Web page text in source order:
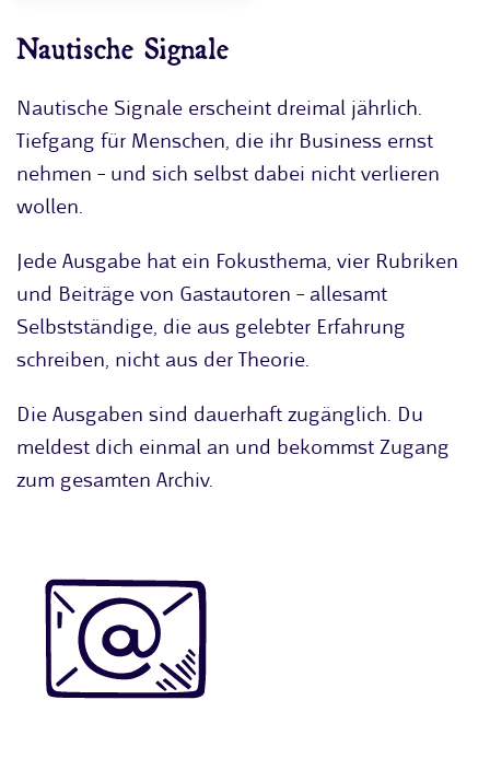
Nautische Signale
Nautische Signale erscheint dreimal jährlich.
Tiefgang für Menschen, die ihr Business ernst
nehmen – und sich selbst dabei nicht verlieren
wollen.
Jede Ausgabe hat ein Fokusthema, vier Rubriken
und Beiträge von Gastautoren – allesamt
Selbstständige, die aus gelebter Erfahrung
schreiben, nicht aus der Theorie.
Die Ausgaben sind dauerhaft zugänglich. Du
meldest dich einmal an und bekommst Zugang
zum gesamten Archiv.